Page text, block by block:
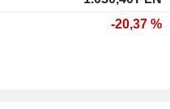
-20,37 %